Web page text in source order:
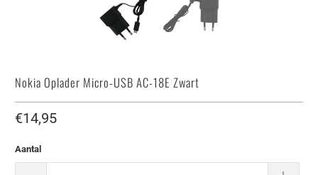
Nokia Oplader Micro-USB AC-18E Zwart
€14,95
Aantal